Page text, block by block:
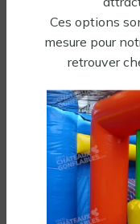
Ces options
mesure pour
retrouver
Toboggan
aquatique Flamant
Occasion
3689,00€ 2000,00
Soufflerie incluse